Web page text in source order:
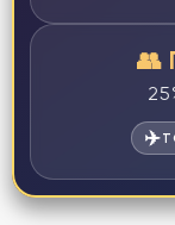
👥
✈️